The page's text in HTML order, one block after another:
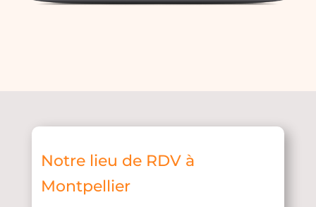
Notre lieu de RDV à
Montpellier